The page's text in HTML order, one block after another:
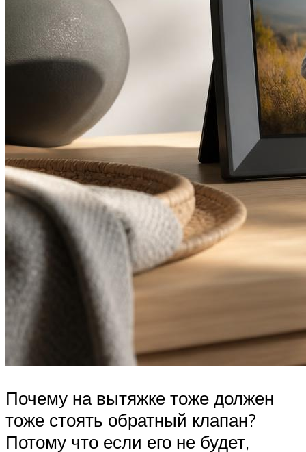
Почему на вытяжке тоже должен
тоже стоять обратный клапан?
Потому что если его не будет,